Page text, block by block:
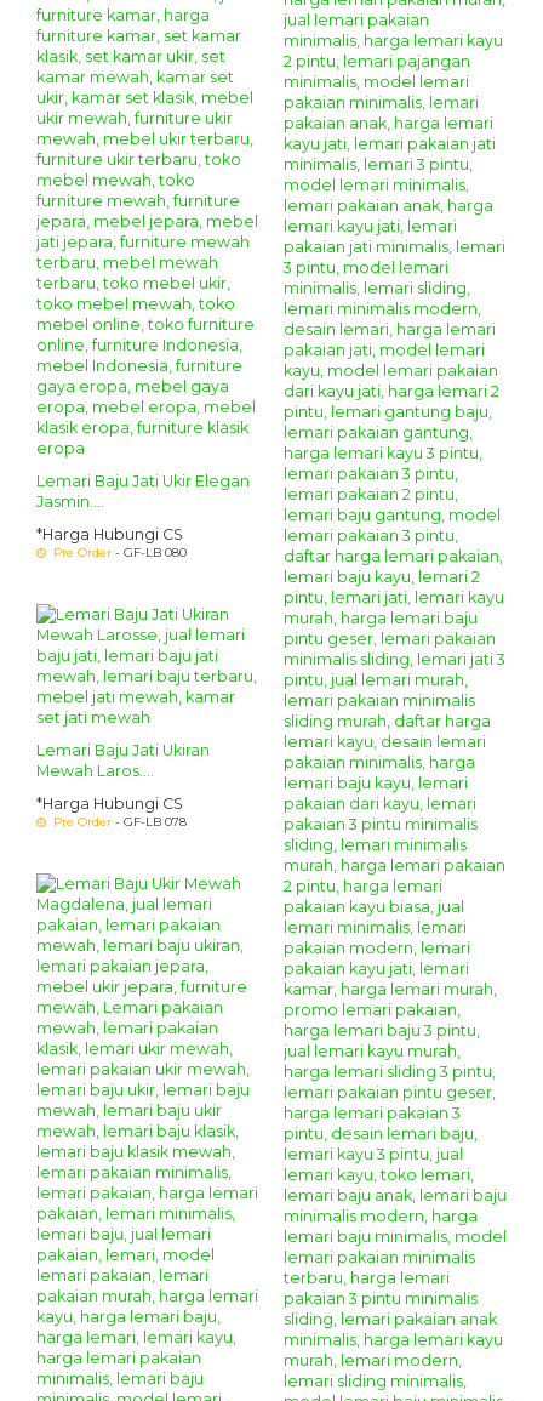
Lemari Baju Jati Ukir Elegan
Jasmin....
*Harga Hubungi CS
Pre Order - GF-LB 080
Lemari Baju Jati Ukiran
Mewah Laros....
*Harga Hubungi CS
Pre Order - GF-LB 078